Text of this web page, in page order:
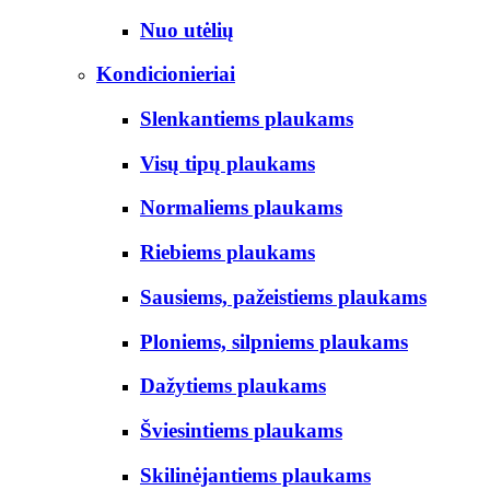
Nuo utėlių
Kondicionieriai
Slenkantiems plaukams
Visų tipų plaukams
Normaliems plaukams
Riebiems plaukams
Sausiems, pažeistiems plaukams
Ploniems, silpniems plaukams
Dažytiems plaukams
Šviesintiems plaukams
Skilinėjantiems plaukams